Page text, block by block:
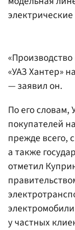
«УАЗ Хантер»
— заявил он.
По его словам,
покупателей
прежде всего,
а также
отметил
у частных